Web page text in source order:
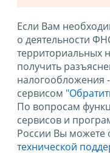
Если Вам
о деятельности
территориальных
получить
налогообложения
сервисом
По вопросам
сервисов и
России Вы можете
технической